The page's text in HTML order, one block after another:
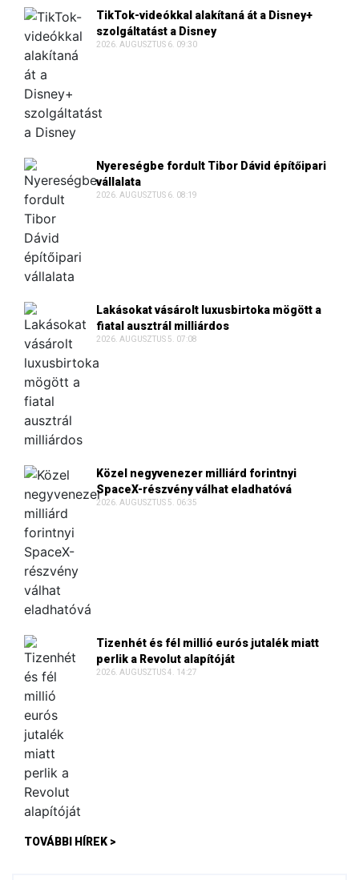
TikTok-videókkal alakítaná át a Disney+
szolgáltatást a Disney
2026. AUGUSZTUS 6. 09:30
Nyereségbe fordult Tibor Dávid építőipari
vállalata
2026. AUGUSZTUS 6. 08:19
Lakásokat vásárolt luxusbirtoka mögött a
fiatal ausztrál milliárdos
2026. AUGUSZTUS 5. 07:08
Közel negyvenezer milliárd forintnyi
SpaceX-részvény válhat eladhatóvá
2026. AUGUSZTUS 5. 06:35
Tizenhét és fél millió eurós jutalék miatt
perlik a Revolut alapítóját
2026. AUGUSZTUS 4. 14:27
TOVÁBBI HÍREK >